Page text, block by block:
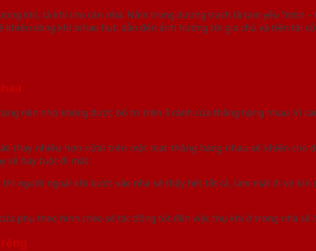
khí, tà khí cho căn nhà. Nằm trong dương trạch là tam yếu “môn –
khiến dòng khí bị hao hụt, dẫn đến ảnh hường tới gia chủ và tiền tài
nên nhớ không được bố trí trên 3 cánh cửa thằng hàng nhau. Vì
(hay nhiều hơn nữa) trên một loạt thẳng hàng nhau sẽ khiến cho
sẽ bay tuột đi mất.
người ngoài khi bước vào nhà sẽ thấy hết tất cả, làm mất đi vẻ
phụ theo hình chéo sẽ tác động tốt đến việc thụ khí ở trong nhà sẽ